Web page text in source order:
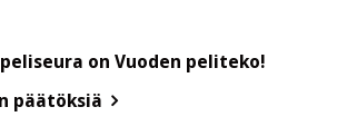
on Vuoden peliteko!
päätöksiä